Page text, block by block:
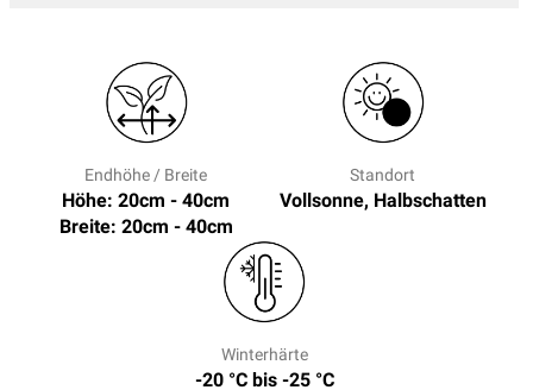
Endhöhe / Breite
Höhe: 20cm - 40cm
Breite: 20cm - 40cm
Standort
Vollsonne, Halbschatten
Winterhärte
-20 °C bis -25 °C